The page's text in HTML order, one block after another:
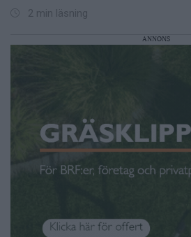
2 min läsning
ANNONS